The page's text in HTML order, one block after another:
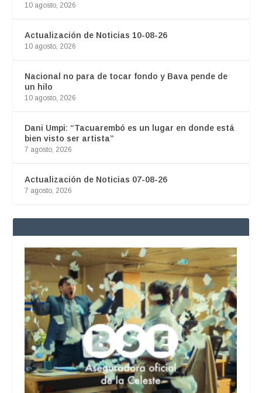
10 agosto, 2026
Actualización de Noticias 10-08-26
10 agosto, 2026
Nacional no para de tocar fondo y Bava pende de
un hilo
10 agosto, 2026
Dani Umpi: “Tacuarembó es un lugar en donde está
bien visto ser artista”
7 agosto, 2026
Actualización de Noticias 07-08-26
7 agosto, 2026